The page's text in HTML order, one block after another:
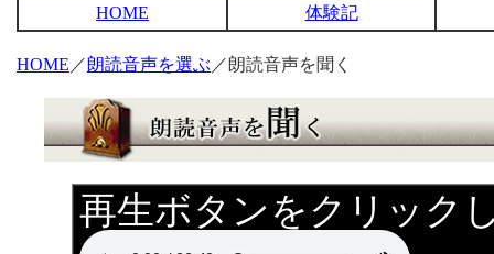
HOME 体験記
HOME ／朗読音声を選ぶ ／朗読音声を聞く
再生ボタンをクリック